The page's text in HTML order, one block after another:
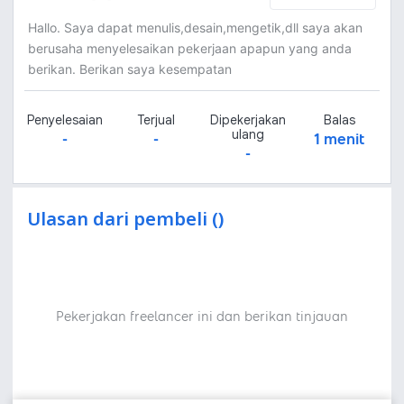
Hallo. Saya dapat menulis,desain,mengetik,dll saya akan
berusaha menyelesaikan pekerjaan apapun yang anda
berikan. Berikan saya kesempatan
Penyelesaian
-
Terjual
-
Dipekerjakan
ulang
-
Balas
1 menit
Ulasan dari pembeli ()
Pekerjakan freelancer ini dan berikan tinjauan